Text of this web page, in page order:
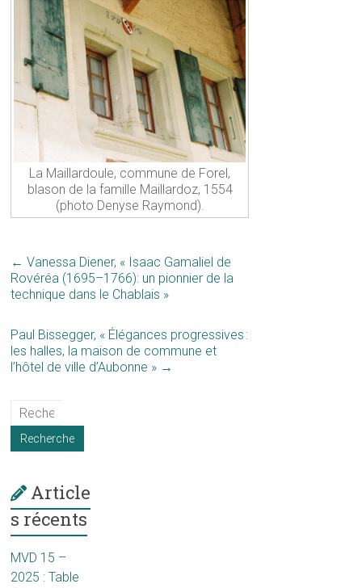
La Maillardoule, commune de Forel,
blason de la famille Maillardoz, 1554
(photo Denyse Raymond).
← Vanessa Diener, « Isaac Gamaliel de
Rovéréa (1695–1766): un pionnier de la
technique dans le Chablais »
Paul Bissegger, « Élégances progressives :
les halles, la maison de commune et
l’hôtel de ville d’Aubonne » →
Article
s récents
MVD 15 –
2025 : Table